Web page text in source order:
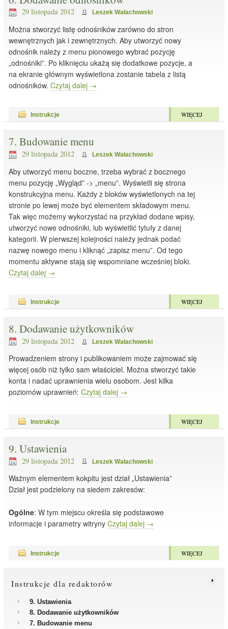
29 listopada 2012 Leszek Wałachowski
Można stworzyć listę odnośników zarówno do stron
wewnętrznych jak i zewnętrznych. Aby utworzyć nowy
odnośnik należy z menu pionowego wybrać pozycję
„odnośniki”. Po kliknięciu ukażą się dodatkowe pozycje, a
na ekranie głównym wyświetlona zostanie tabela z listą
odnośników.Czytaj dalej →
Instrukcje WIĘCEJ
7. Budowanie menu
29 listopada 2012 Leszek Wałachowski
Aby utworzyć menu boczne, trzeba wybrać z bocznego
menu pozycję „Wygląd” -> „menu”. Wyświetli się strona
konstrukcyjna menu. Każdy z bloków wyświetlonych na tej
stronie po lewej może być elementem składowym menu.
Tak więc możemy wykorzystać na przykład dodane wpisy,
utworzyć nowe odnośniki, lub wyświetlić tytuły z danej
kategorii. W pierwszej kolejności należy jednak podać
nazwę nowego menu i kliknąć „zapisz menu”. Od tego
momentu aktywne stają się wspomniane wcześniej bloki.
Czytaj dalej →
Instrukcje WIĘCEJ
8. Dodawanie użytkowników
29 listopada 2012 Leszek Wałachowski
Prowadzeniem strony i publikowaniem może zajmować się
więcej osób niż tylko sam właściciel. Można stworzyć takie
konta i nadać uprawnienia wielu osobom. Jest kilka
poziomów uprawnień:Czytaj dalej →
Instrukcje WIĘCEJ
9. Ustawienia
29 listopada 2012 Leszek Wałachowski
Ważnym elementem kokpitu jest dział „Ustawienia”
Dział jest podzielony na siedem zakresów:
Ogólne: W tym miejscu określa się podstawowe
informacje i parametry witrynyCzytaj dalej →
Instrukcje WIĘCEJ
Instrukcje dla redaktorów
9. Ustawienia
8. Dodawanie użytkowników
7. Budowanie menu